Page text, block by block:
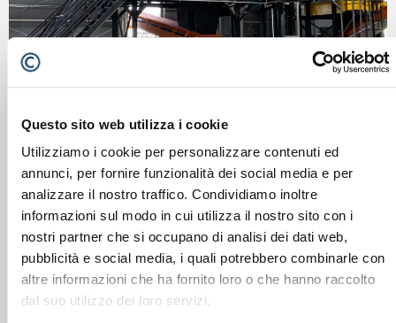
Questo sito web utilizza i cookie
Utilizziamo i cookie per personalizzare contenuti ed
annunci, per fornire funzionalità dei social media e per
analizzare il nostro traffico. Condividiamo inoltre
informazioni sul modo in cui utilizza il nostro sito con i
nostri partner che si occupano di analisi dei dati web,
pubblicità e social media, i quali potrebbero combinarle con
altre informazioni che ha fornito loro o che hanno raccolto
dal suo utilizzo dei loro servizi.